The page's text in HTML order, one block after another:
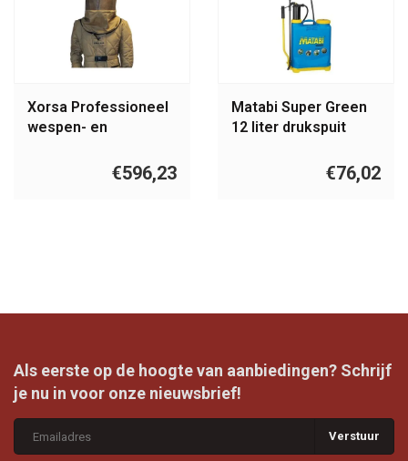
Xorsa Professioneel
wespen- en
€596,23
Matabi Super Green
12 liter drukspuit
€76,02
Als eerste op de hoogte van aanbiedingen? Schrijf
je nu in voor onze nieuwsbrief!
Verstuur